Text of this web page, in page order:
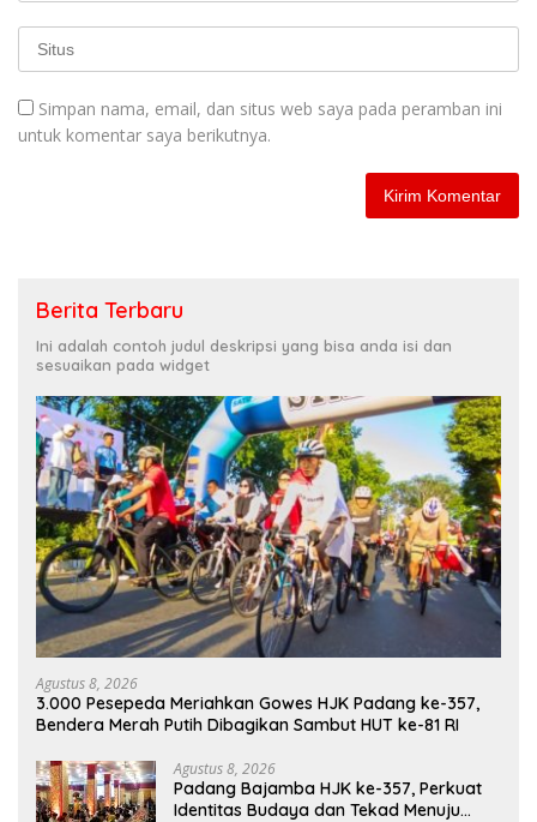
Simpan nama, email, dan situs web saya pada peramban ini
untuk komentar saya berikutnya.
Berita Terbaru
Ini adalah contoh judul deskripsi yang bisa anda isi dan
sesuaikan pada widget
Agustus 8, 2026
3.000 Pesepeda Meriahkan Gowes HJK Padang ke-357,
Bendera Merah Putih Dibagikan Sambut HUT ke-81 RI
Agustus 8, 2026
Padang Bajamba HJK ke-357, Perkuat
Identitas Budaya dan Tekad Menuju